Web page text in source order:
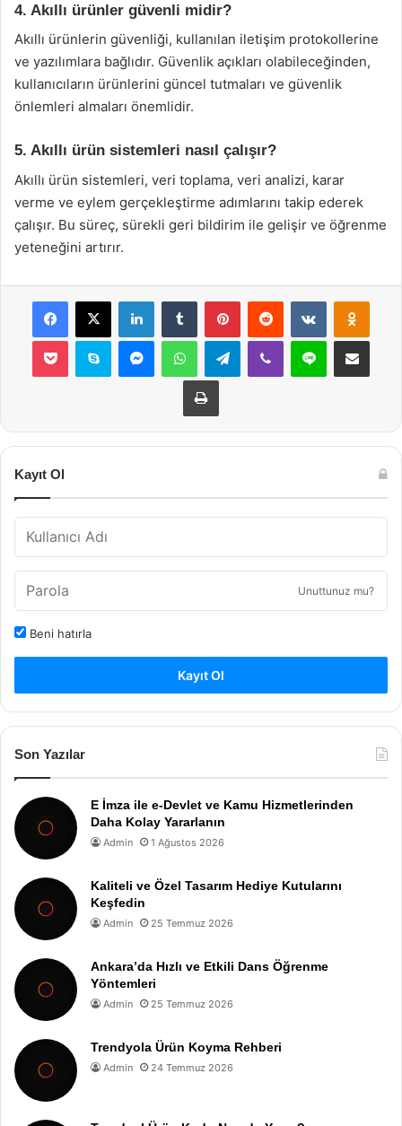
4. Akıllı ürünler güvenli midir?
Akıllı ürünlerin güvenliği, kullanılan iletişim protokollerine
ve yazılımlara bağlıdır. Güvenlik açıkları olabileceğinden,
kullanıcıların ürünlerini güncel tutmaları ve güvenlik
önlemleri almaları önemlidir.
5. Akıllı ürün sistemleri nasıl çalışır?
Akıllı ürün sistemleri, veri toplama, veri analizi, karar
verme ve eylem gerçekleştirme adımlarını takip ederek
çalışır. Bu süreç, sürekli geri bildirim ile gelişir ve öğrenme
yeteneğini artırır.
Facebook
X LinkedInTumblr PinterestReddit VKontakte
Pocket Skype MessengerWhatsAppTelegramViber Line E-Posta ile
Yazdır
Kayıt Ol
Unuttunuz mu?
Beni hatırla
Kayıt Ol
Son Yazılar
E İmza ile e-Devlet ve Kamu Hizmetlerinden
Daha Kolay Yararlanın
Admin 1 Ağustos 2026
Kaliteli ve Özel Tasarım Hediye Kutularını
Keşfedin
Admin 25 Temmuz 2026
Ankara’da Hızlı ve Etkili Dans Öğrenme
Yöntemleri
Admin 25 Temmuz 2026
Trendyola Ürün Koyma Rehberi
Admin 24 Temmuz 2026